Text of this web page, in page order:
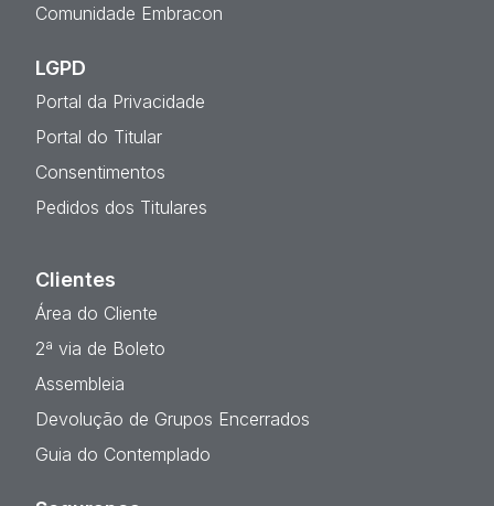
Comunidade Embracon
LGPD
Portal da Privacidade
Portal do Titular
Consentimentos
Pedidos dos Titulares
Clientes
Área do Cliente
2ª via de Boleto
Assembleia
Devolução de Grupos Encerrados
Guia do Contemplado